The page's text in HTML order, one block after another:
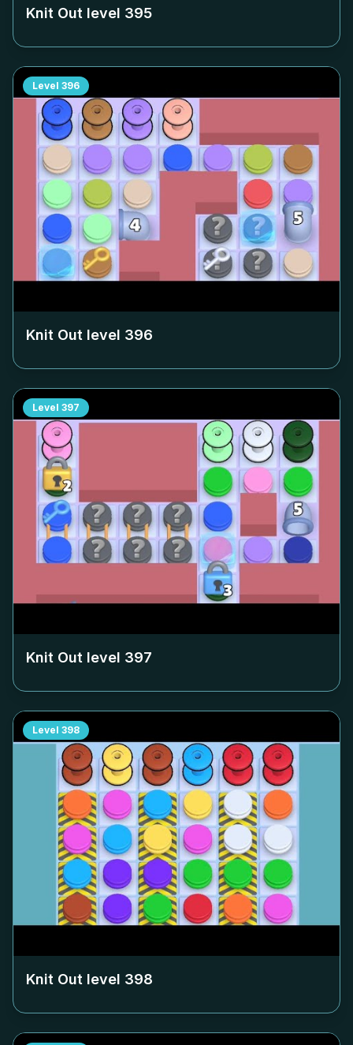
Knit Out level 395
Level 396
Knit Out level 396
Level 397
Knit Out level 397
Level 398
Knit Out level 398